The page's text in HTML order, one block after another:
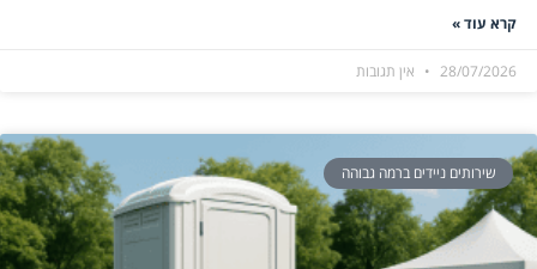
קרא עוד »
28/07/2026 אין תגובות
שירותים ניידים ברמה גבוהה